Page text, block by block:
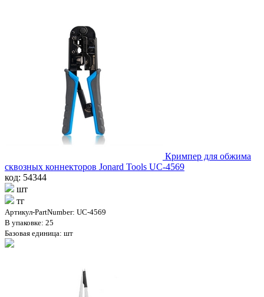
Кримпер для обжима
сквозных коннекторов Jonard Tools UC-4569
код: 54344
шт
тг
Артикул-PartNumber: UC-4569
В упаковке: 25
Базовая единица: шт